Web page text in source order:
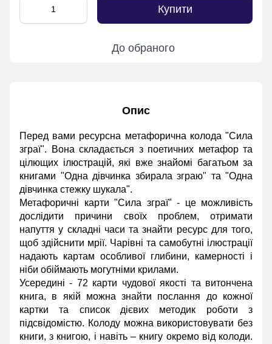
Купити
До обраного
Опис
Перед вами ресурсна метафорична колода "Сила
зграї". Вона складається з поетичних метафор та
цілющих ілюстрацій, які вже знайомі багатьом за
книгами "Одна дівчинка збирала зграю" та "Одна
дівчинка стежку шукала".
Метафоричні карти "Сила зграї" - це можливість
дослідити причини своїх проблем, отримати
напуття у складні часи та знайти ресурс для того,
щоб здійснити мрії. Чарівні та самобутні ілюстрації
надають картам особливої ​​глибини, камерності і
ніби обіймають могутніми крилами.
Усередині - 72 карти чудової якості та витончена
книга, в якій можна знайти послання до кожної
картки та список дієвих методик роботи з
підсвідомістю. Колоду можна використовувати без
книги, з книгою, і навіть – книгу окремо від колоди.